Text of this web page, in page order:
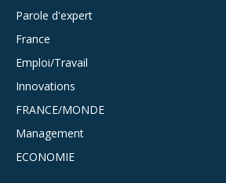
Parole d'expert
France
Emploi/Travail
Innovations
FRANCE/MONDE
Management
ECONOMIE